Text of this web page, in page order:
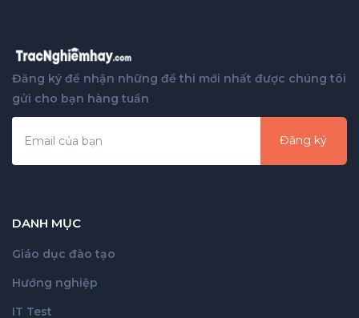
Đăng ký để nhận những đề thi mới nhất được chúng tôi
gửi cho bạn hàng tuần
Đăng ký
DANH MỤC
Giáo dục đào tạo
Hướng nghiệp
IT Test